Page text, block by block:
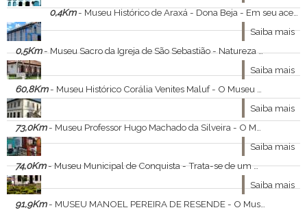
0,4Km- Museu Histórico de Araxá - Dona Beja - Em seu acervo atual há diversos objetos e móveis que contam a história da cidade, como peças indígenas, oratórios, louças, documentos históricos, liteira, móveis do período imperial e obras contemporâneas.
Saiba mais
0,5Km- Museu Sacro da Igreja de São Sebastião - Natureza Administrativa: Público - Municipal.Ano de Criação: 1991.Tipologia do Acervo: Antropologia e Etnografia; Arqueologia; Artes Visuais; Ciências Naturais e História Natural; Ciência e Tecnologia; História.
Saiba mais
60,8Km- Museu Histórico Corália Venites Maluf - O Museu possui em seu acervo peças que contam a história da cidade, de sua fundação e consolidação como município próspero.
Saiba mais
73,0Km- Museu Professor Hugo Machado da Silveira - O Museu possui um acervo composto por documentos, espécimes de história natural, raras fotografias, vestuário, máquinas e ferramentas utilizados em toda a história da cidade.
Saiba mais
74,0Km- Museu Municipal de Conquista - Trata-se de um museu composto por um acervo eclético, destacando-se peças de alto valor histórico e cultural.
Saiba mais
91,9Km- MUSEU MANOEL PEREIRA DE RESENDE - O Museu está instalado na antiga sede da Fazenda Engenho da Serra, que foi desapropriada, desmontada e relocada para a cidade nova. Preserva a memória histórica e arquitetônica do município e retrata as casas rurais. Conta também com acervo sacro que pert